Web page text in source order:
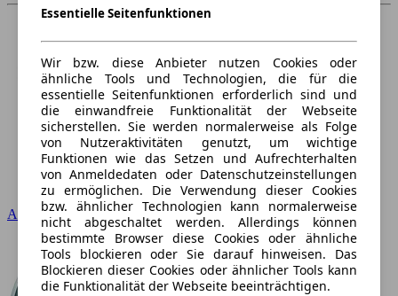
Audi
Essentielle Seitenfunktionen
Wir bzw. diese Anbieter nutzen Cookies oder
ähnliche Tools und Technologien, die für die
essentielle Seitenfunktionen erforderlich sind und
die einwandfreie Funktionalität der Webseite
sicherstellen. Sie werden normalerweise als Folge
von Nutzeraktivitäten genutzt, um wichtige
Funktionen wie das Setzen und Aufrechterhalten
von Anmeldedaten oder Datenschutzeinstellungen
zu ermöglichen. Die Verwendung dieser Cookies
bzw. ähnlicher Technologien kann normalerweise
nicht abgeschaltet werden. Allerdings können
bestimmte Browser diese Cookies oder ähnliche
Tools blockieren oder Sie darauf hinweisen. Das
Blockieren dieser Cookies oder ähnlicher Tools kann
die Funktionalität der Webseite beeinträchtigen.